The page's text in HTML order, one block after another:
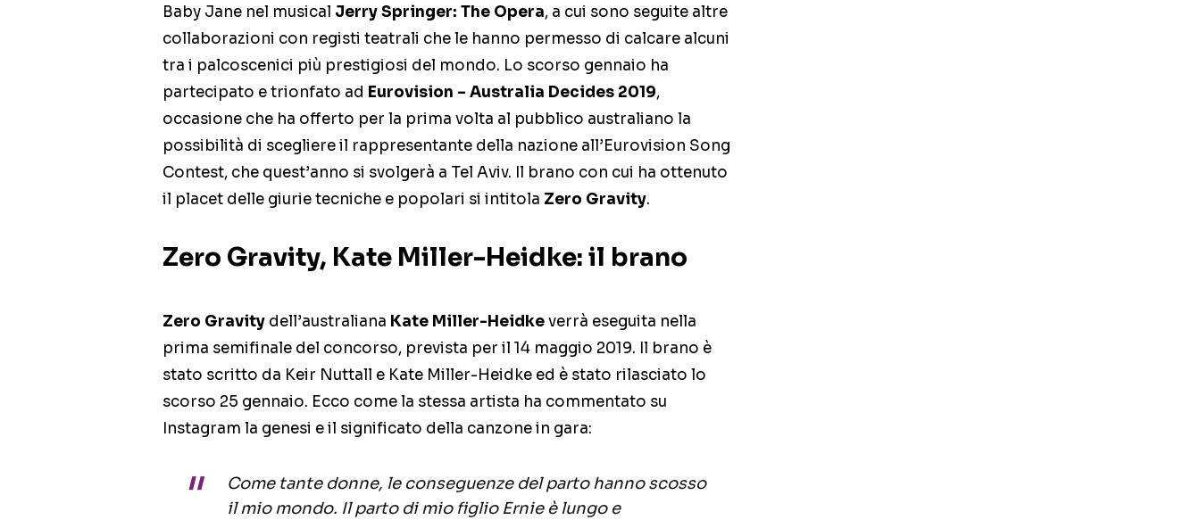
Baby Jane nel musical Jerry Springer: The Opera, a cui sono seguite altre
collaborazioni con registi teatrali che le hanno permesso di calcare alcuni
tra i palcoscenici più prestigiosi del mondo. Lo scorso gennaio ha
partecipato e trionfato ad Eurovision – Australia Decides 2019,
occasione che ha offerto per la prima volta al pubblico australiano la
possibilità di scegliere il rappresentante della nazione all’Eurovision Song
Contest, che quest’anno si svolgerà a Tel Aviv. Il brano con cui ha ottenuto
il placet delle giurie tecniche e popolari si intitola Zero Gravity.
Zero Gravity, Kate Miller-Heidke: il brano
Zero Gravity dell’australiana Kate Miller-Heidkeverrà eseguita nella
prima semifinale del concorso, prevista per il 14 maggio 2019. Il brano è
stato scritto da Keir Nuttall e Kate Miller-Heidke ed è stato rilasciato lo
scorso 25 gennaio. Ecco come la stessa artista ha commentato su
Instagram la genesi e il significato della canzone in gara:
Come tante donne, le conseguenze del parto hanno scosso
il mio mondo. Il parto di mio figlio Ernie è lungo e